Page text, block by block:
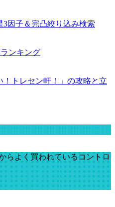
因子＆完凸絞り込み検索
ンキング
！トレセン軒！」の攻略と立
らよく買われているコントロ